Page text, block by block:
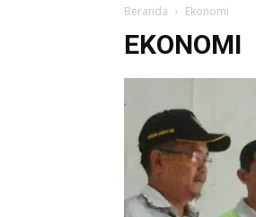
Beranda Ekonomi
EKONOMI